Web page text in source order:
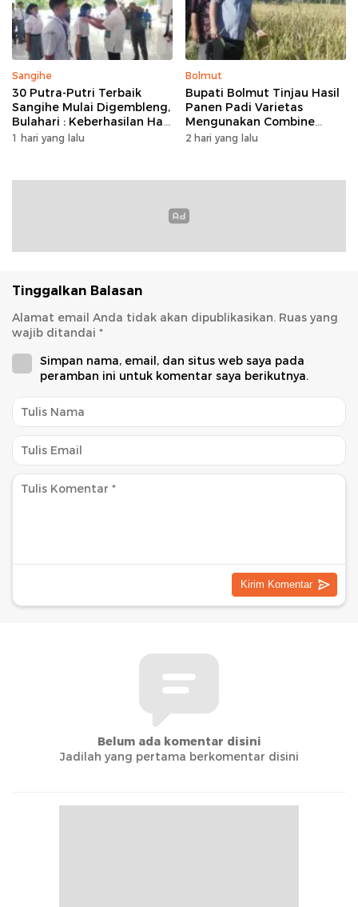
Sangihe
30 Putra-Putri Terbaik
Sangihe Mulai Digembleng,
Bulahari : Keberhasilan Hari
Ini Bukan Garis Akhir Tapi
1 hari yang lalu
Bolmut
Bupati Bolmut Tinjau Hasil
Panen Padi Varietas
Mengunakan Combine
Harvester
2 hari yang lalu
Tinggalkan Balasan
Alamat email Anda tidak akan dipublikasikan. Ruas yang
wajib ditandai *
Simpan nama, email, dan situs web saya pada
peramban ini untuk komentar saya berikutnya.
Belum ada komentar disini
Jadilah yang pertama berkomentar disini